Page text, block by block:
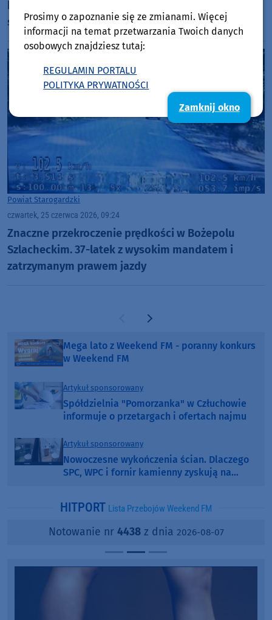
sprawdzają także kierowców
Powiat Starogardzki
czwartek, 25 czerwca 2026, 09:24
Znaczne przekroczenie prędkości w Bożepolu
Szlacheckim. 37-latek z wysokim mandatem i
zatrzymanym prawem jazdy
Poprzednia strona
Następna strona
Mega lato z Weekend FM - poranny konkurs
w Weekend FM
Artykuł sponsorowany
Spółdzielnia "Pomorzanka" w Człuchowie
informuje o przetargach i ofertach najmu
Artykuł sponsorowany
Nowoczesne wykończenia ścian. Dlaczego
SPC, WPC i fornir kamienny zyskują na
HITPORT Lista Przebojów Weekend FM
Notowanie nr 4438z dnia 2026-08-07
Prosimy o zapoznanie się ze zmianami. Więcej
informacji na temat przetwarzania Twoich danych
osobowych znajdziesz tutaj:
REGULAMIN PORTALU
POLITYKA PRYWATNOŚCI
Zamknij okno